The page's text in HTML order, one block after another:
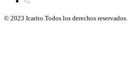
© 2023 Icarito.Todos los derechos reservados.